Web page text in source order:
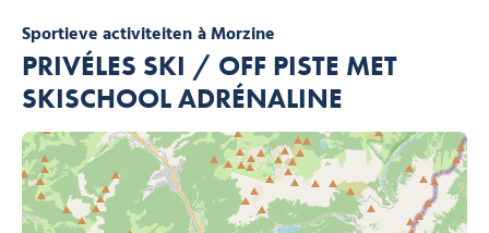
Sportieve activiteitenà Morzine
PRIVÉLES SKI / OFF PISTE MET
SKISCHOOL ADRÉNALINE